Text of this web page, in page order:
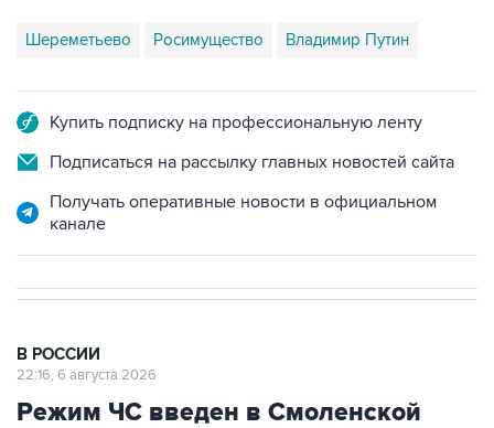
Подписаться на рассылку главных новостей сайта
Получать оперативные новости в официальном
канале
Режим ЧС введен в Смоленской
области после урагана